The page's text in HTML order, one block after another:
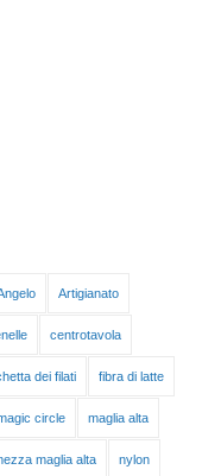
Artigianato
centrotavola
dei filati fibra di latte
circle maglia alta
maglia alta nylon